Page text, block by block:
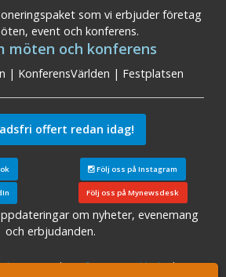
som vi erbjuder företag
event och konferens.
möten och konferens
| KonferensVärlden | Festplatsen
offert redan idag!
Följ oss på Instagram
Följ oss på Mynewsdesk
om nyheter, evenemang
och erbjudanden.
|Konferens Stockholm|